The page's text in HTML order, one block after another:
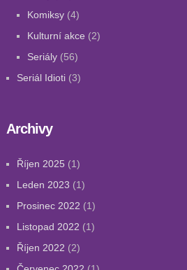
Komiksy(4)
Kulturní akce (2)
Seriály(56)
Seriál Idioti(3)
Archivy
Říjen 2025 (1)
Leden 2023 (1)
Prosinec 2022 (1)
Listopad 2022 (1)
Říjen 2022 (2)